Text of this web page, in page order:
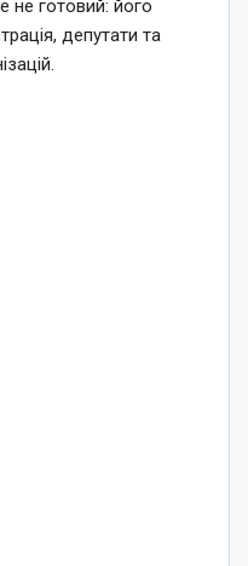
не готовий: його
депутати та